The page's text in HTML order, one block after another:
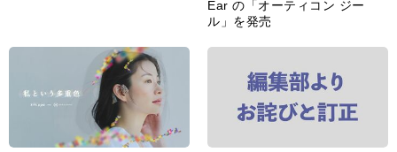
不正利用について
インフォメーション一覧